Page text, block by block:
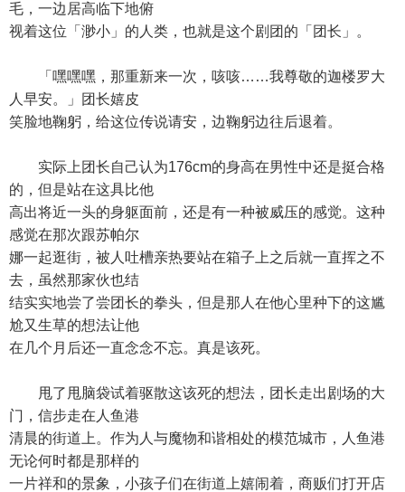
毛，一边居高临下地俯
视着这位「渺小」的人类，也就是这个剧团的「团长」。
「嘿嘿嘿，那重新来一次，咳咳……我尊敬的迦楼罗大
人早安。」团长嬉皮
笑脸地鞠躬，给这位传说请安，边鞠躬边往后退着。
实际上团长自己认为176cm的身高在男性中还是挺合格
的，但是站在这具比他
高出将近一头的身躯面前，还是有一种被威压的感觉。这种
感觉在那次跟苏帕尔
娜一起逛街，被人吐槽亲热要站在箱子上之后就一直挥之不
去，虽然那家伙也结
结实实地尝了尝团长的拳头，但是那人在他心里种下的这尴
尬又生草的想法让他
在几个月后还一直念念不忘。真是该死。
甩了甩脑袋试着驱散这该死的想法，团长走出剧场的大
门，信步走在人鱼港
清晨的街道上。作为人与魔物和谐相处的模范城市，人鱼港
无论何时都是那样的
一片祥和的景象，小孩子们在街道上嬉闹着，商贩们打开店